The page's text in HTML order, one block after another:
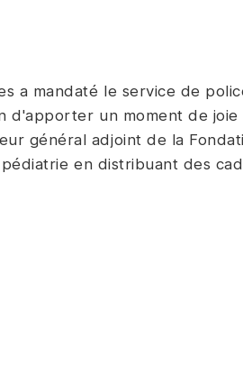
a mandaté le service de
d'apporter un moment de
général adjoint de la
en distribuant des